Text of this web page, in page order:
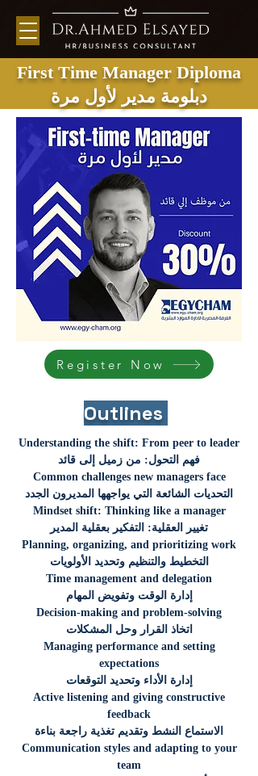
First Time Manager Diploma
دبلومة مدير لأول مرة
Register Now
Outlines
Understanding the shift: From peer to leader
فهم التحول: من زميل إلى قائد
Common challenges new managers face
التحديات الشائعة التي يواجهها المديرون الجدد
Mindset shift: Thinking like a manager
تغيير العقلية: التفكير بعقلية المدير
Planning, organizing, and prioritizing work
التخطيط والتنظيم وتحديد الأولويات
Time management and delegation
إدارة الوقت وتفويض المهام
Decision-making and problem-solving
اتخاذ القرار وحل المشكلات
Managing performance and setting
expectations
إدارة الأداء وتحديد التوقعات
Active listening and giving constructive
feedback
الاستماع النشط وتقديم تغذية راجعة بناءة
Communication styles and adapting to your
team